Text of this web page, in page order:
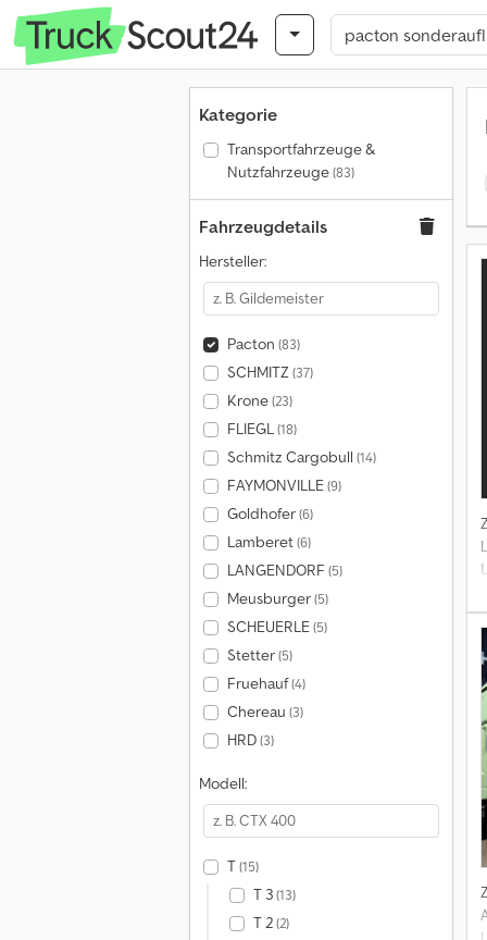
Kategorie
Transportfahrzeuge &
Nutzfahrzeuge(83)
Fahrzeugdetails
Hersteller:
Pacton (83)
SCHMITZ(37)
Krone(23)
FLIEGL(18)
Schmitz Cargobull (14)
FAYMONVILLE(9)
Goldhofer(6)
Lamberet(6)
LANGENDORF (5)
Meusburger(5)
SCHEUERLE(5)
Stetter(5)
Fruehauf(4)
Chereau (3)
HRD(3)
Modell:
T(15)
T 3(13)
T 2(2)